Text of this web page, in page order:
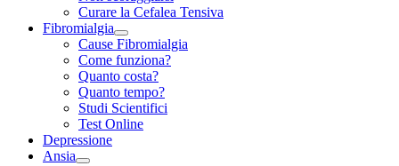
Curare la Cefalea Tensiva
Fibromialgia
Cause Fibromialgia
Come funziona?
Quanto costa?
Quanto tempo?
Studi Scientifici
Test Online
Depressione
Ansia